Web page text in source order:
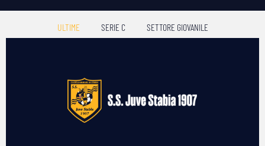
ULTIME SERIE C SETTORE GIOVANILE